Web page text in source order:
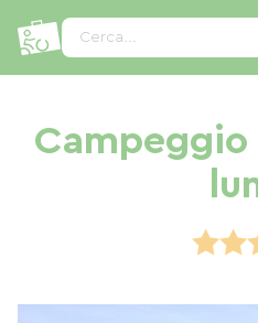
Cerca...
Pannello di gestione dei